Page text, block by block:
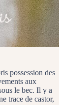
possession des
aux
le bec. Il y a
trace de castor,